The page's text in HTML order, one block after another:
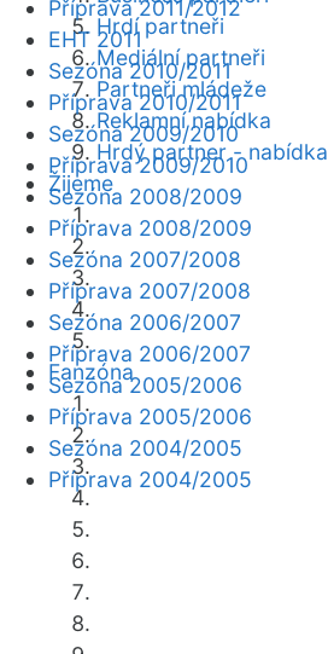
Hrdí partneři
Mediální partneři
Partneři mládeže
Reklamní nabídka
Hrdý partner - nabídka
Žijeme
Fanzóna
Příprava 2011/2012
EHT 2011
Sezóna 2010/2011
Příprava 2010/2011
Sezóna 2009/2010
Příprava 2009/2010
Sezóna 2008/2009
Příprava 2008/2009
Sezóna 2007/2008
Příprava 2007/2008
Sezóna 2006/2007
Příprava 2006/2007
Sezóna 2005/2006
Příprava 2005/2006
Sezóna 2004/2005
Příprava 2004/2005